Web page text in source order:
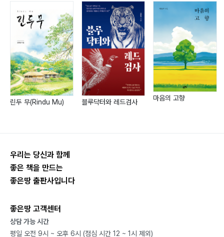
린두 무(Rindu Mu) 블루닥터와 레드검사 마음의 고향
우리는 당신과 함께
좋은 책을 만드는
좋은땅 출판사입니다
좋은땅 고객센터
상담 가능 시간
평일 오전 9시 ~ 오후 6시 (점심 시간 12 ~ 1시 제외)